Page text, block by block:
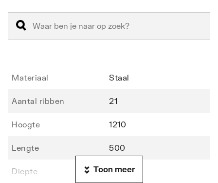
Materiaal Staal
Aantal ribben 21
Hoogte 1210
Lengte 500
Diepte 30
Toon meer